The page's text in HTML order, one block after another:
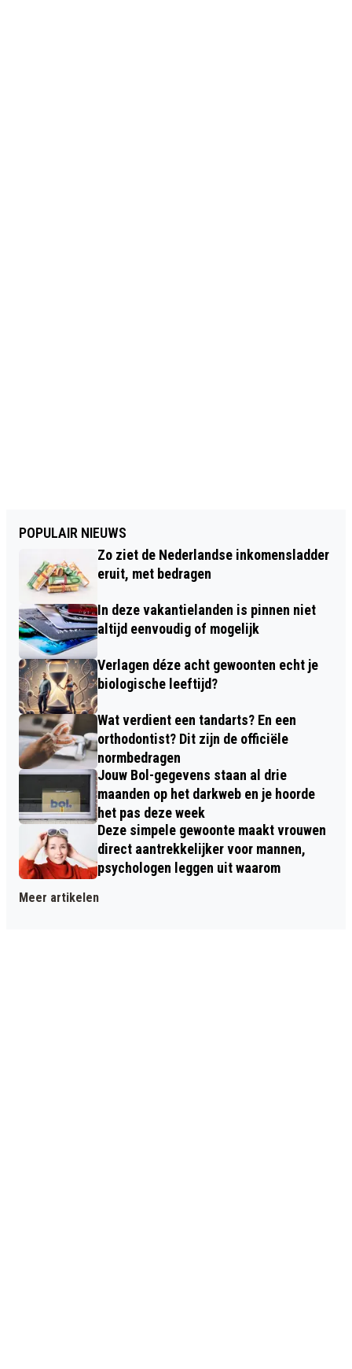
POPULAIR NIEUWS
Zo ziet de Nederlandse inkomensladder
eruit, met bedragen
In deze vakantielanden is pinnen niet
altijd eenvoudig of mogelijk
Verlagen déze acht gewoonten echt je
biologische leeftijd?
Wat verdient een tandarts? En een
orthodontist? Dit zijn de officiële
normbedragen
Jouw Bol-gegevens staan al drie
maanden op het darkweb en je hoorde
het pas deze week
Deze simpele gewoonte maakt vrouwen
direct aantrekkelijker voor mannen,
psychologen leggen uit waarom
Meer artikelen